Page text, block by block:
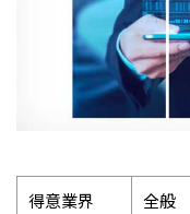
得意業界 全般